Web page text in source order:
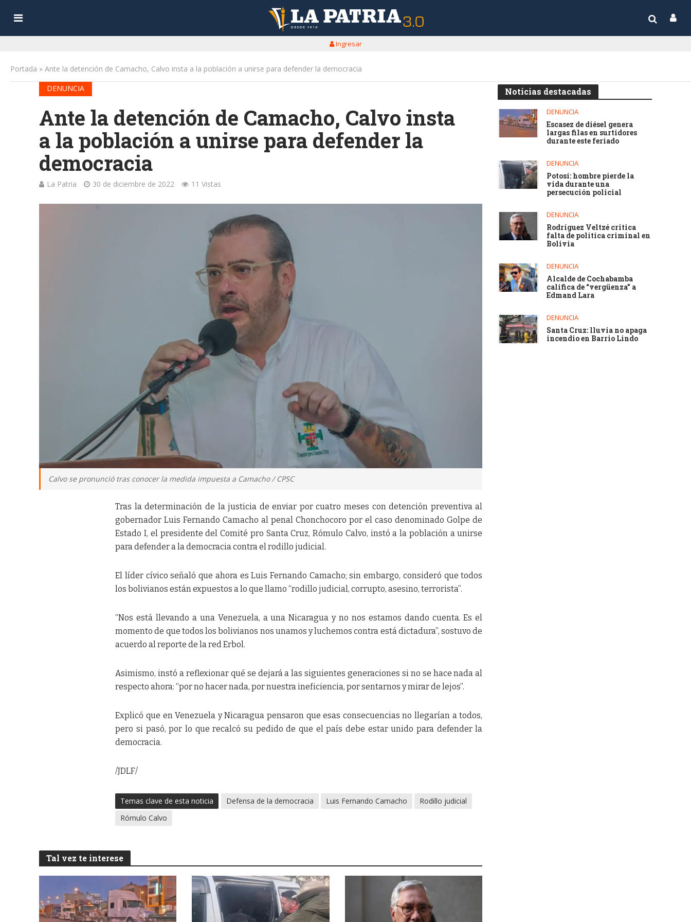
Ingresar
Portada » Ante la detención de Camacho, Calvo insta a la población a unirse para defender la democracia
DENUNCIA
Ante la detención de Camacho, Calvo insta
a la población a unirse para defender la
democracia
La Patria 30 de diciembre de 2022 11 Vistas
Calvo se pronunció tras conocer la medida impuesta a Camacho / CPSC
Tras la determinación de la justicia de enviar por cuatro meses con detención preventiva al
gobernador Luis Fernando Camacho al penal Chonchocoro por el caso denominado Golpe de
Estado I, el presidente del Comité pro Santa Cruz, Rómulo Calvo, instó a la población a unirse
para defender a la democracia contra el rodillo judicial.
El líder cívico señaló que ahora es Luis Fernando Camacho; sin embargo, consideró que todos
los bolivianos están expuestos a lo que llamo “rodillo judicial, corrupto, asesino, terrorista”.
“Nos está llevando a una Venezuela, a una Nicaragua y no nos estamos dando cuenta. Es el
momento de que todos los bolivianos nos unamos y luchemos contra está dictadura”, sostuvo de
acuerdo al reporte de la red Erbol.
Asimismo, instó a reflexionar qué se dejará a las siguientes generaciones si no se hace nada al
respecto ahora: “por no hacer nada, por nuestra ineficiencia, por sentarnos y mirar de lejos”.
Explicó que en Venezuela y Nicaragua pensaron que esas consecuencias no llegarían a todos,
pero si pasó, por lo que recalcó su pedido de que el país debe estar unido para defender la
democracia.
/JDLF/
Temas clave de esta noticia Defensa de la democracia Luis Fernando Camacho
Rodillo judicial
Rómulo Calvo
Tal vez te interese
Noticias destacadas
DENUNCIA
Escasez de diésel genera
largas filas en surtidores
durante este feriado
DENUNCIA
Potosí: hombre pierde la
vida durante una
persecución policial
DENUNCIA
Rodríguez Veltzé critica
falta de política criminal en
Bolivia
DENUNCIA
Alcalde de Cochabamba
califica de “vergüenza” a
Edmand Lara
DENUNCIA
Santa Cruz: lluvia no apaga
incendio en Barrio Lindo